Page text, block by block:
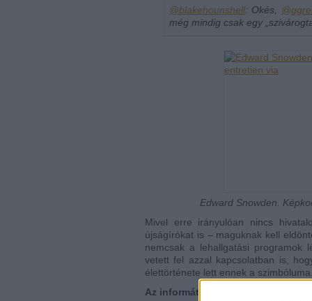
@blakehounshell: Okés,
még mindig csak egy
Edward Snowden.
Mivel erre irányulóan nincs
újságírókat is – maguknak kell
nemcsak a lehallgatási programok
vetett fel azzal kapcsolatban is,
élettörténete lett ennek a szimbóluma.
Az informátori szerep morális